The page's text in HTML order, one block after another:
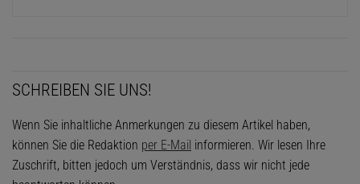
SCHREIBEN SIE UNS!
Wenn Sie inhaltliche Anmerkungen zu diesem Artikel haben,
können Sie die Redaktion per E-Mail informieren. Wir lesen Ihre
Zuschrift, bitten jedoch um Verständnis, dass wir nicht jede